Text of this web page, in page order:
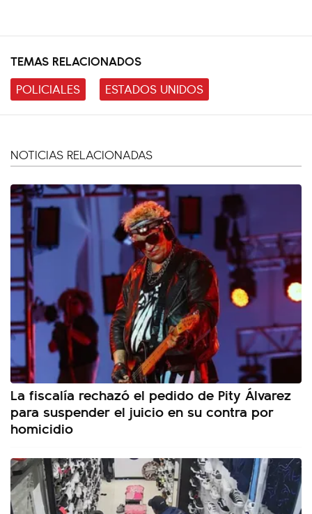
TEMAS RELACIONADOS
POLICIALES
ESTADOS UNIDOS
NOTICIAS RELACIONADAS
La fiscalía rechazó el pedido de Pity Álvarez
para suspender el juicio en su contra por
homicidio